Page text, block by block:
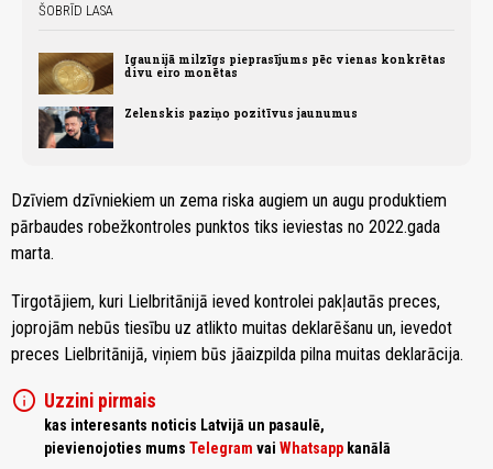
ŠOBRĪD LASA
Igaunijā milzīgs pieprasījums pēc vienas konkrētas
divu eiro monētas
Zelenskis paziņo pozitīvus jaunumus
Dzīviem dzīvniekiem un zema riska augiem un augu produktiem
pārbaudes robežkontroles punktos tiks ieviestas no 2022.gada
marta.
Tirgotājiem, kuri Lielbritānijā ieved kontrolei pakļautās preces,
joprojām nebūs tiesību uz atlikto muitas deklarēšanu un, ievedot
preces Lielbritānijā, viņiem būs jāaizpilda pilna muitas deklarācija.
info Uzzini pirmais
kas interesants noticis Latvijā un pasaulē,
pievienojoties mums Telegram vai Whatsapp kanālā